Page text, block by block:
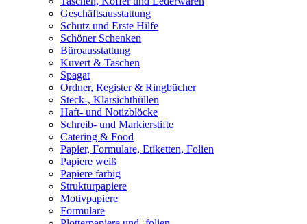
Geschäftsausstattung
Schutz und Erste Hilfe
Schöner Schenken
Büroausstattung
Kuvert & Taschen
Spagat
Ordner, Register & Ringbücher
Steck-, Klarsichthüllen
Haft- und Notizblöcke
Schreib- und Markierstifte
Catering & Food
Papier, Formulare, Etiketten, Folien
Papiere weiß
Papiere farbig
Strukturpapiere
Motivpapiere
Formulare